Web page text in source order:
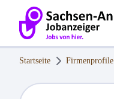
Startseite Firmenprofile